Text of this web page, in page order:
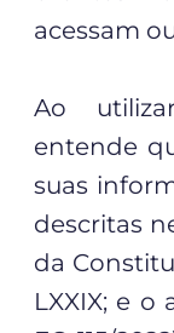
acessam
Ao
entende
suas
descritas
da
LXXIX; e o